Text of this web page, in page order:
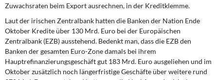
Zuwachsraten beim Export ausrechnen, in der Kreditklemme.
Laut der irischen Zentralbank hatten die Banken der Nation Ende
Oktober Kredite über 130 Mrd. Euro bei der Europäischen
Zentralbank (EZB) ausstehend. Bedenkt man, dass die EZB den
Banken der gesamten Euro-Zone damals bei ihrem
Hauptrefinanzierungsgeschäft gut 183 Mrd. Euro ausgeliehen und im
Oktober zusätzlich noch längerfristige Geschäfte über weitere rund